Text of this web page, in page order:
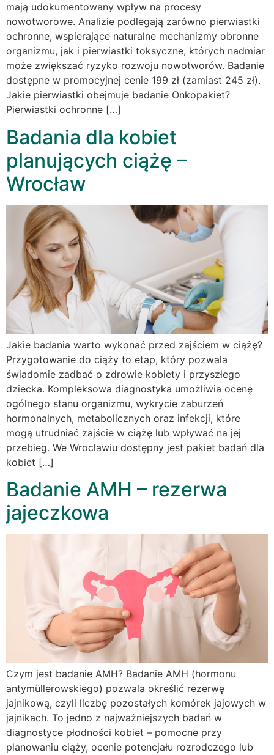
mają udokumentowany wpływ na procesy
nowotworowe. Analizie podlegają zarówno pierwiastki
ochronne, wspierające naturalne mechanizmy obronne
organizmu, jak i pierwiastki toksyczne, których nadmiar
może zwiększać ryzyko rozwoju nowotworów. Badanie
dostępne w promocyjnej cenie 199 zł (zamiast 245 zł).
Jakie pierwiastki obejmuje badanie Onkopakiet?
Pierwiastki ochronne […]
Badania dla kobiet
planujących ciążę –
Wrocław
Jakie badania warto wykonać przed zajściem w ciążę?
Przygotowanie do ciąży to etap, który pozwala
świadomie zadbać o zdrowie kobiety i przyszłego
dziecka. Kompleksowa diagnostyka umożliwia ocenę
ogólnego stanu organizmu, wykrycie zaburzeń
hormonalnych, metabolicznych oraz infekcji, które
mogą utrudniać zajście w ciążę lub wpływać na jej
przebieg. We Wrocławiu dostępny jest pakiet badań dla
kobiet […]
Badanie AMH – rezerwa
jajeczkowa
Czym jest badanie AMH? Badanie AMH (hormonu
antymüllerowskiego) pozwala określić rezerwę
jajnikową, czyli liczbę pozostałych komórek jajowych w
jajnikach. To jedno z najważniejszych badań w
diagnostyce płodności kobiet – pomocne przy
planowaniu ciąży, ocenie potencjału rozrodczego lub